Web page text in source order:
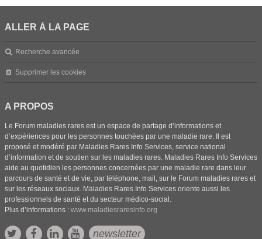
ALLER À LA PAGE
Recherche avancée
Supprimer les cookies
A PROPOS
Le Forum maladies rares est un espace de partage d’informations et
d’expériences pour les personnes touchées par une maladie rare. Il est
proposé et modéré par Maladies Rares Info Services, service national
d’information et de soutien sur les maladies rares. Maladies Rares Info Services
aide au quotidien les personnes concernées par une maladie rare dans leur
parcours de santé et de vie, par téléphone, mail, sur le Forum maladies rares et
sur les réseaux sociaux. Maladies Rares Info Services oriente aussi les
professionnels de santé et du secteur médico-social.
Plus d’informations : www.maladiesraresinfo.org
newsletter